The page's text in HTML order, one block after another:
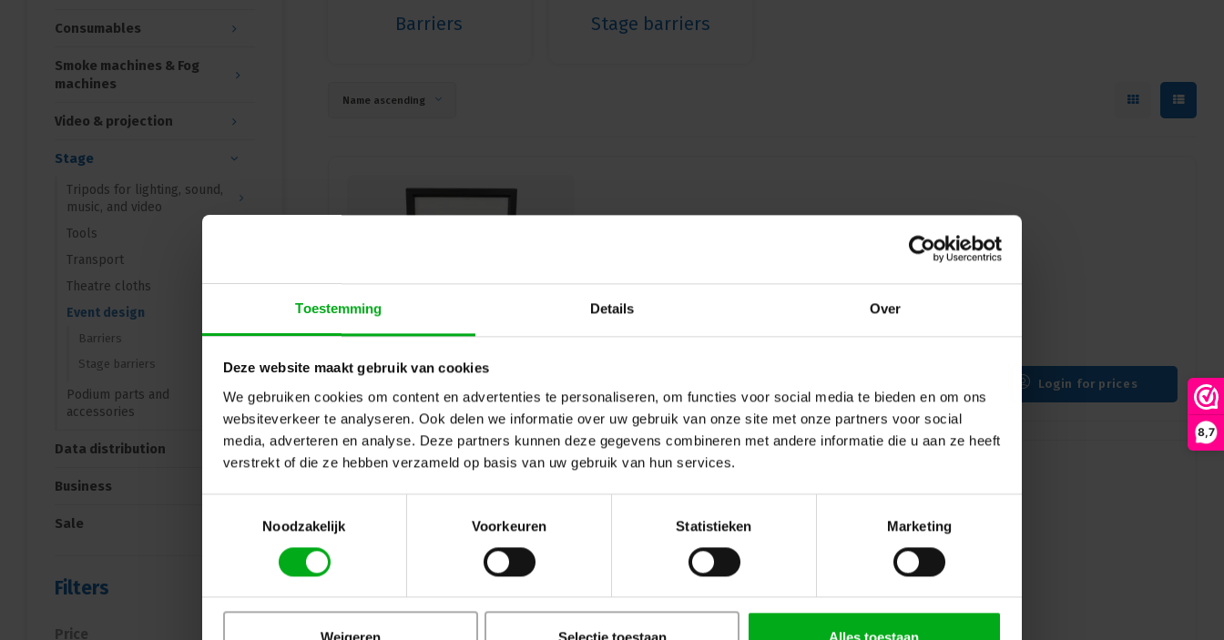
Toestemming Details Over
Deze website maakt gebruik van cookies
We gebruiken cookies om content en advertenties te personaliseren, om functies voor social media te bieden en om ons
websiteverkeer te analyseren. Ook delen we informatie over uw gebruik van onze site met onze partners voor social
media, adverteren en analyse. Deze partners kunnen deze gegevens combineren met andere informatie die u aan ze heeft
verstrekt of die ze hebben verzameld op basis van uw gebruik van hun services.
Noodzakelijk
Voorkeuren Statistieken Marketing
8,7
Consumables
Smoke machines & Fog
machines
Video & projection
Stage
Tripods for lighting, sound,
music, and video
Tools
Transport
Theatre cloths
Event design
Barriers
Stage barriers
Podium parts and
accessories
Data distribution
Business
Sale
Filters
Price
Barriers Stage barriers
Name ascending
Showgear | 90013 | POPM-TBA-2 | Sign holder for
barrier eco | Colour: Black
Showgear | 90013 | Sign holder for barrier black eco POPM-TBA-2
Black
Login for prices
Showgear | E708901 | 2 m Adjustable Crowd Barrier
In stock delivery time 2 to 3 working days